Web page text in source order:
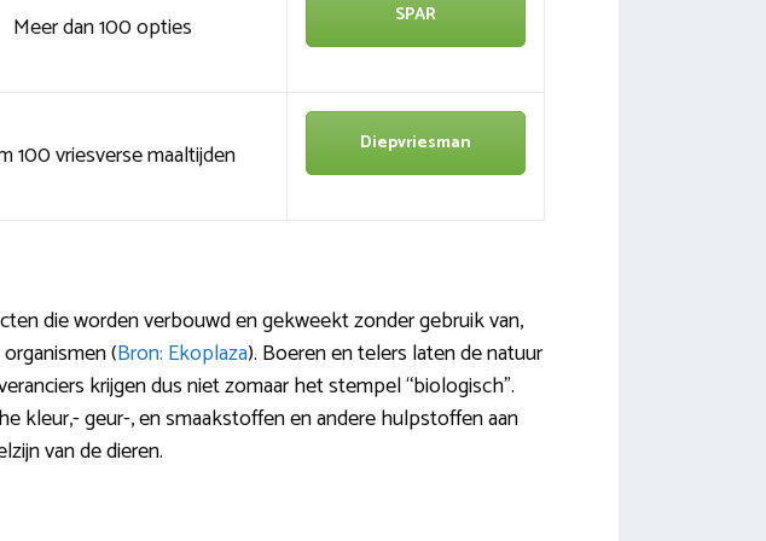
Meer dan 100 opties SPAR
100 vriesverse maaltijden Diepvriesman
die worden verbouwd en gekweekt zonder gebruik van,
(Bron: Ekoplaza). Boeren en telers laten de natuur
krijgen dus niet zomaar het stempel “biologisch”.
kleur,- geur-, en smaakstoffen en andere hulpstoffen aan
van de dieren.